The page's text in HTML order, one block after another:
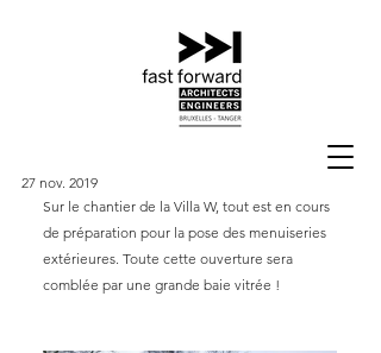
27 nov. 2019
Sur le chantier de la Villa W, tout est en cours
de préparation pour la pose des menuiseries
extérieures. Toute cette ouverture sera
comblée par une grande baie vitrée !